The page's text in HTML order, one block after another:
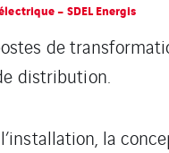
– SDEL Energis
de
distribution.
la